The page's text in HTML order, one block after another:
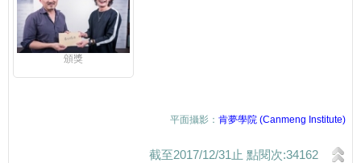
頒獎
平面攝影： 肯夢學院 (Canmeng Institute)
截至2017/12/31止 點閱次:34162